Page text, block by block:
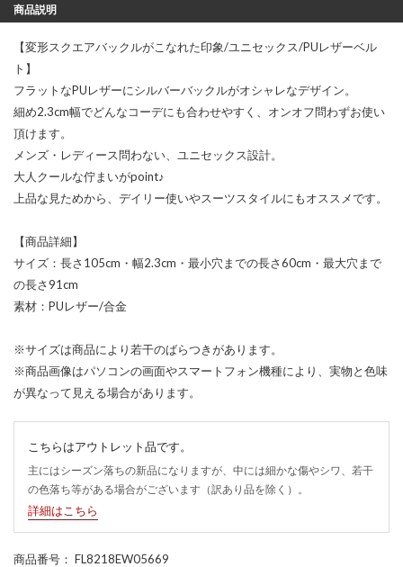
商品説明
【変形スクエアバックルがこなれた印象/ユニセックス/PUレザーベル
ト】
フラットなPUレザーにシルバーバックルがオシャレなデザイン。
細め2.3cm幅でどんなコーデにも合わせやすく、オンオフ問わずお使い
頂けます。
メンズ・レディース問わない、ユニセックス設計。
大人クールな佇まいがpoint♪
上品な見ためから、デイリー使いやスーツスタイルにもオススメです。
【商品詳細】
サイズ：長さ105cm・幅2.3cm・最小穴までの長さ60cm・最大穴まで
の長さ91cm
素材：PUレザー/合金
※サイズは商品により若干のばらつきがあります。
※商品画像はパソコンの画面やスマートフォン機種により、実物と色味
が異なって見える場合があります。
こちらはアウトレット品です。
主にはシーズン落ちの新品になりますが、中には細かな傷やシワ、若干
の色落ち等がある場合がございます（訳あり品を除く）。
詳細はこちら
商品番号 ： FL8218EW05669